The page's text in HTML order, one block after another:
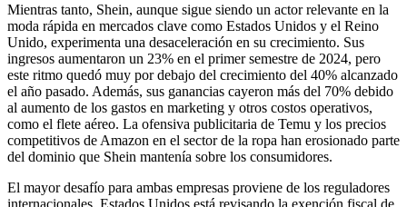
Mientras tanto, Shein, aunque sigue siendo un actor relevante en la
moda rápida en mercados clave como Estados Unidos y el Reino
Unido, experimenta una desaceleración en su crecimiento. Sus
ingresos aumentaron un 23% en el primer semestre de 2024, pero
este ritmo quedó muy por debajo del crecimiento del 40% alcanzado
el año pasado. Además, sus ganancias cayeron más del 70% debido
al aumento de los gastos en marketing y otros costos operativos,
como el flete aéreo. La ofensiva publicitaria de Temu y los precios
competitivos de Amazon en el sector de la ropa han erosionado parte
del dominio que Shein mantenía sobre los consumidores.
El mayor desafío para ambas empresas proviene de los reguladores
internacionales. Estados Unidos está revisando la exención fiscal de